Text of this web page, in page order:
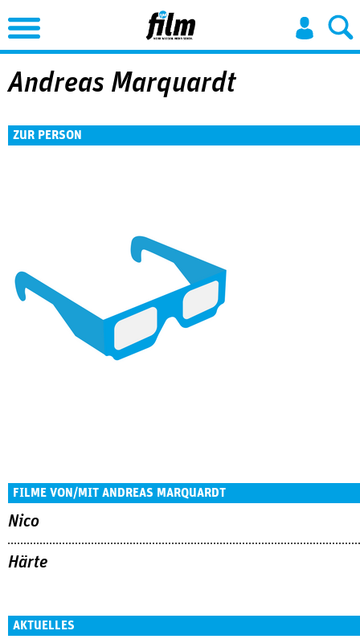
Jump to Navigation
Andreas Marquardt
ZUR PERSON
FILME VON/MIT ANDREAS MARQUARDT
Nico
Härte
AKTUELLES